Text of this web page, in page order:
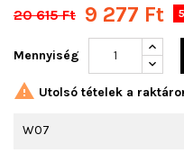
20 615 Ft 9 277 Ft
Mennyiség
 Utolsó tételek a
W07